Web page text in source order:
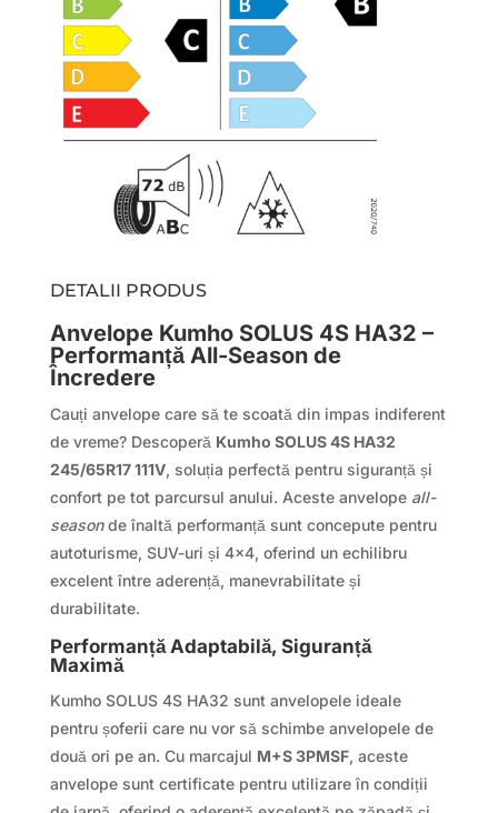
DETALII PRODUS
Anvelope Kumho SOLUS 4S HA32 –
Performanță All-Season de
Încredere
Cauți anvelope care să te scoată din impas indiferent
de vreme? Descoperă Kumho SOLUS 4S HA32
245/65R17 111V, soluția perfectă pentru siguranță și
confort pe tot parcursul anului. Aceste anvelope all-
seasonde înaltă performanță sunt concepute pentru
autoturisme, SUV-uri și 4×4, oferind un echilibru
excelent între aderență, manevrabilitate și
durabilitate.
Performanță Adaptabilă, Siguranță
Maximă
Kumho SOLUS 4S HA32 sunt anvelopele ideale
pentru șoferii care nu vor să schimbe anvelopele de
două ori pe an. Cu marcajul M+S 3PMSF, aceste
anvelope sunt certificate pentru utilizare în condiții